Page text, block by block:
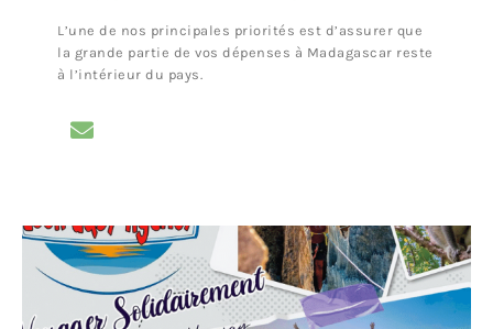
L’une de nos principales priorités est d’assurer que
la grande partie de vos dépenses à Madagascar reste
à l’intérieur du pays.